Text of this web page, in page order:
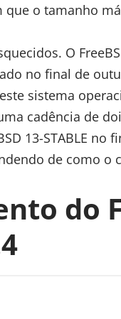
o tamanho
O
no final de
sistema
cadência de
13-STABLE no
de como o
do